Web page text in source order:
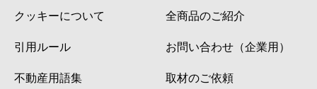
クッキーについて
引用ルール
不動産用語集
全商品のご紹介
お問い合わせ（企業用）
取材のご依頼